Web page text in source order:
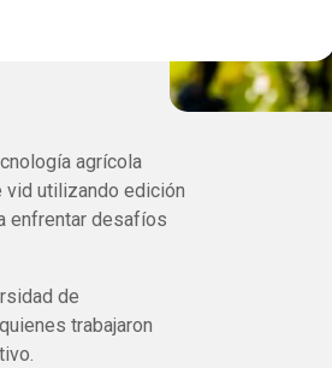
agrícola
vid utilizando edición
enfrentar desafíos
de
trabajaron